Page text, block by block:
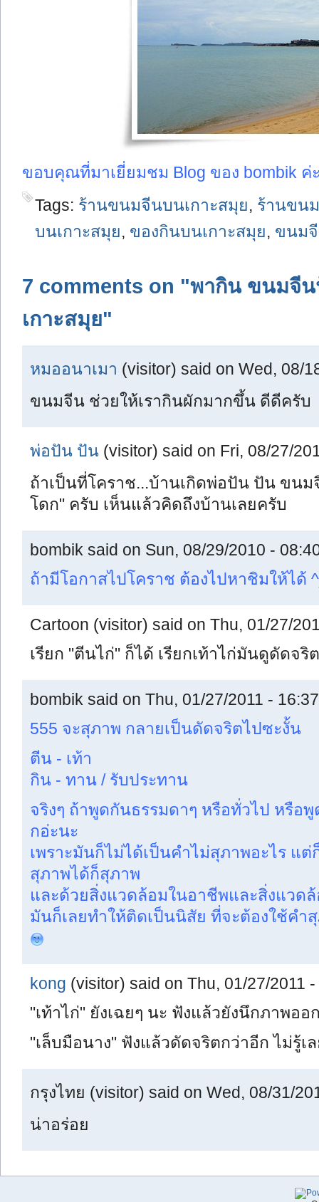
ขอบคุณที่มาเยี่ยมชม Blog ของ bombik ค่
Tags: ร้านขนมจีนบนเกาะสมุย, ร้านขน
บนเกาะสมุย, ของกินบนเกาะสมุย, ขนม
7 comments on "พากิน ขนมจี
เกาะสมุย"
หมออนาเมา (visitor) said on Wed, 08/
ขนมจีน ช่วยให้เรากินผักมากขึ้น ดีดีครับ
พ่อปัน ปัน (visitor) said on Fri, 08/27/
ถ้าเป็นที่โคราช...บ้านเกิดพ่อปัน ปัน ขน
โดก" ครับ เห็นแล้วคิดถึงบ้านเลยครับ
bombik said on Sun, 08/29/2010 -
ถ้ามีโอกาสไปโคราช ต้องไปหาชิมให้ได้
Cartoon (visitor) said on Thu, 01/27/
เรียก "ตีนไก่" ก็ได้ เรียกเท้าไก่มันดูดัดจริ
bombik said on Thu, 01/27/2011 -
555 จะสุภาพ กลายเป็นดัดจริตไปซะงั้น
ตีน - เท้า
กิน - ทาน / รับประทาน
จริงๆ ถ้าพูดกันธรรมดาๆ หรือทั่วไป หรือ
กอ่ะนะ
เพราะมันก็ไม่ได้เป็นคำไม่สุภาพอะไร แต่
สุภาพได้ก็สุภาพ
และด้วยสิ่งแวดล้อมในอาชีพและสิ่งแวด
มันก็เลยทำให้ติดเป็นนิสัย ที่จะต้องใช้คำ
kong (visitor) said on Thu, 01/27/2011
"เท้าไก่" ยังเฉยๆ นะ ฟังแล้วยังนึกภาพออ
"เล็บมือนาง" ฟังแล้วดัดจริตกว่าอีก ไม่รู้เ
กรุงไทย (visitor) said on Wed, 08/31/
น่าอร่อย